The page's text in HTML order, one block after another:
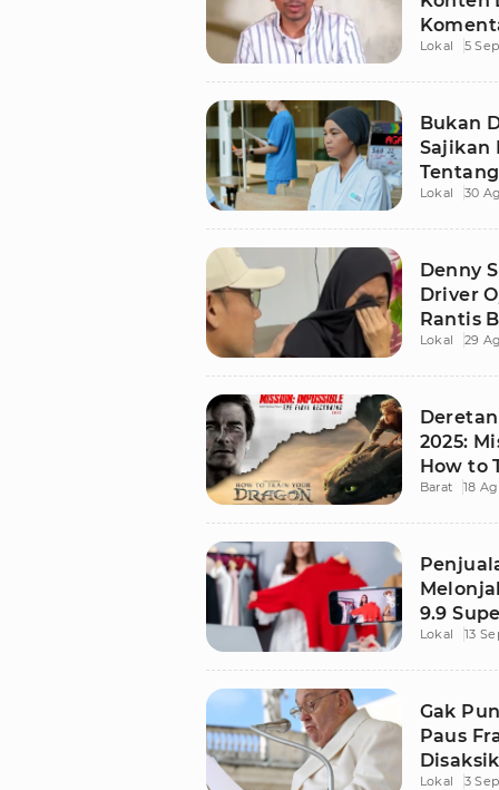
Lokal 5
Bukan
Sajikan
Lokal 30
Denny
Driver
Rantis
Lokal 29
2025:
How to
Barat 18
9.9
Live
Lokal 13
Gak
Paus
Lokal 3